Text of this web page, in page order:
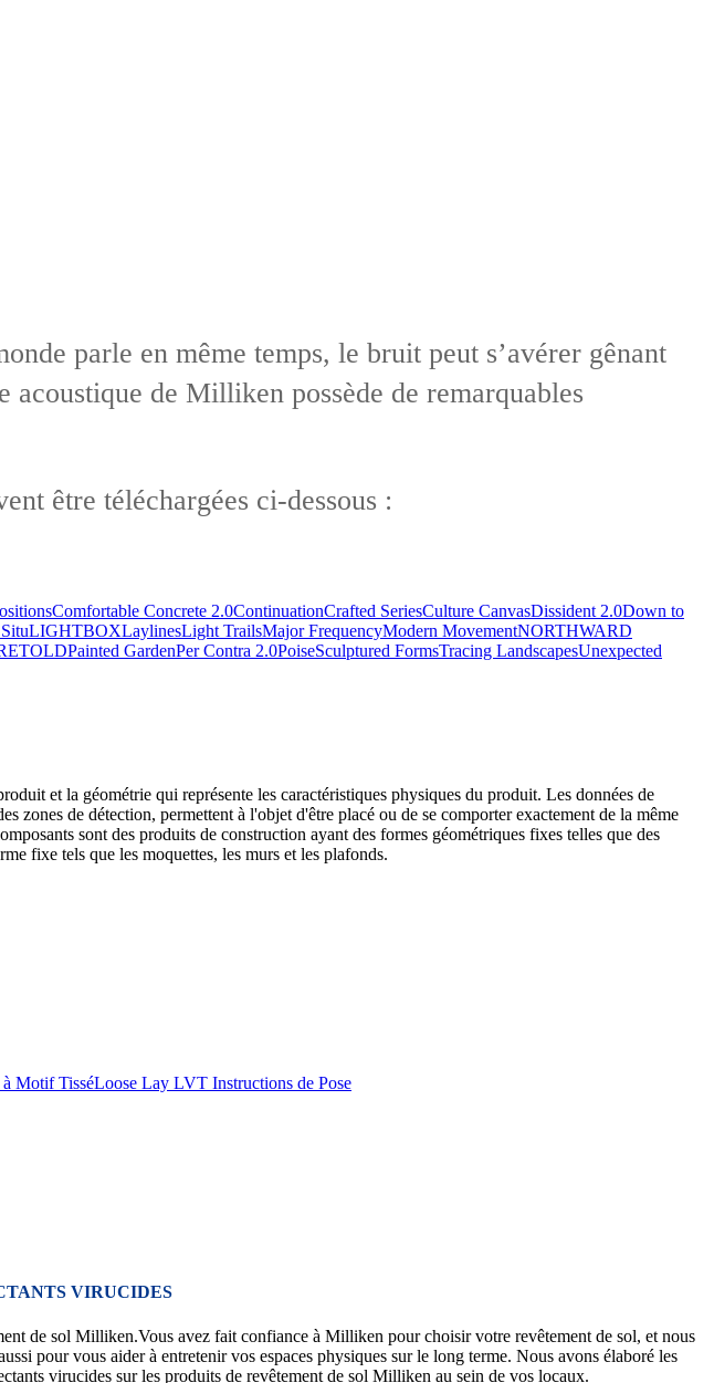
parle en même temps, le bruit peut s’avérer gênant
acoustique de Milliken possède de remarquables
être téléchargées ci-dessous :
Comfortable Concrete 2.0ContinuationCrafted SeriesCulture CanvasDissident 2.0Down to
LIGHTBOXLaylinesLight TrailsMajor FrequencyModern MovementNORTHWARD
Painted GardenPer Contra 2.0PoiseSculptured FormsTracing LandscapesUnexpected
et la géométrie qui représente les caractéristiques physiques du produit. Les données de
zones de détection, permettent à l'objet d'être placé ou de se comporter exactement de la même
sont des produits de construction ayant des formes géométriques fixes telles que des
fixe tels que les moquettes, les murs et les plafonds.
à Motif TisséLoose Lay LVT Instructions de Pose
VIRUCIDES
de sol Milliken.Vous avez fait confiance à Milliken pour choisir votre revêtement de sol, et nous
pour vous aider à entretenir vos espaces physiques sur le long terme. Nous avons élaboré les
virucides sur les produits de revêtement de sol Milliken au sein de vos locaux.